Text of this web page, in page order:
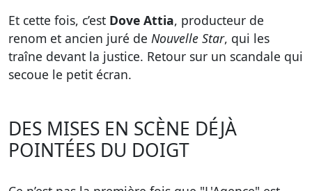
Et cette fois, c’est Dove Attia, producteur de
renom et ancien juré de Nouvelle Star, qui les
traîne devant la justice. Retour sur un scandale qui
secoue le petit écran.
DES MISES EN SCÈNE DÉJÀ
POINTÉES DU DOIGT